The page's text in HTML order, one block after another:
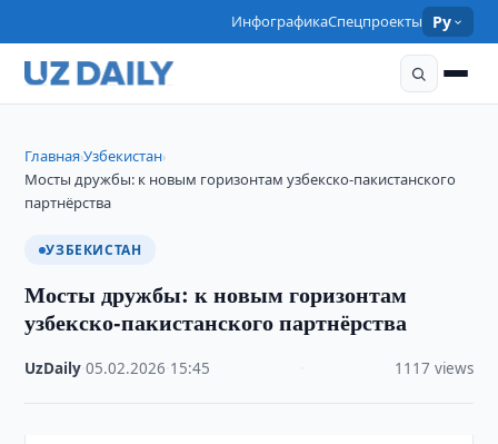
ИнфографикаСпецпроекты Ру
Главная›Узбекистан›
Мосты дружбы: к новым горизонтам узбекско-пакистанского
партнёрства
УЗБЕКИСТАН
Мосты дружбы: к новым горизонтам
узбекско-пакистанского партнёрства
UzDaily ·05.02.2026 15:45 1117 views